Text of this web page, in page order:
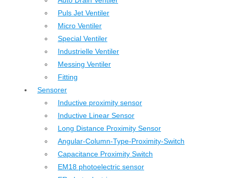
Puls Jet Ventiler
Micro Ventiler
Special Ventiler
Industrielle Ventiler
Messing Ventiler
Fitting
Sensorer
Inductive proximity sensor
Inductive Linear Sensor
Long Distance Proximity Sensor
Angular-Column-Type-Proximity-Switch
Capacitance Proximity Switch
EM18 photoelectric sensor